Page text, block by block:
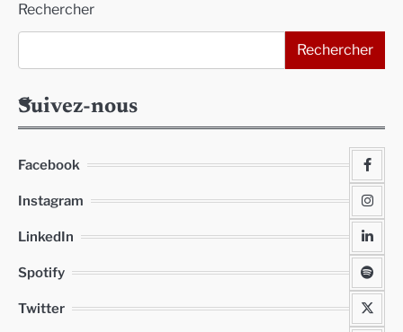
Rechercher
Rechercher
Suivez-nous
Facebook
Instagram
LinkedIn
Spotify
Twitter